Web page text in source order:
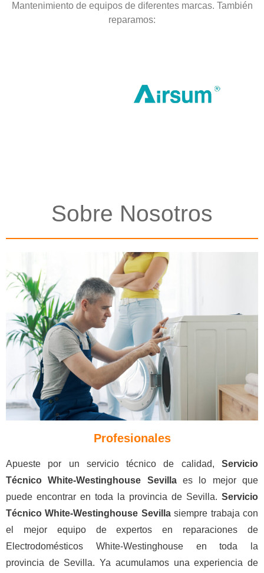
Mantenimiento de equipos de diferentes marcas. También
reparamos:
Sobre Nosotros
Profesionales
Apueste por un servicio técnico de calidad, Servicio
Técnico White-Westinghouse Sevillaes lo mejor que
puede encontrar en toda la provincia de Sevilla. Servicio
Técnico White-Westinghouse Sevillasiempre trabaja con
el mejor equipo de expertos en reparaciones de
Electrodomésticos White-Westinghouse en toda la
provincia de Sevilla. Ya acumulamos una experiencia de